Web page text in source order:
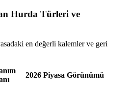
Hurda Türleri ve
en değerli kalemler ve geri
2026 Piyasa Görünümü